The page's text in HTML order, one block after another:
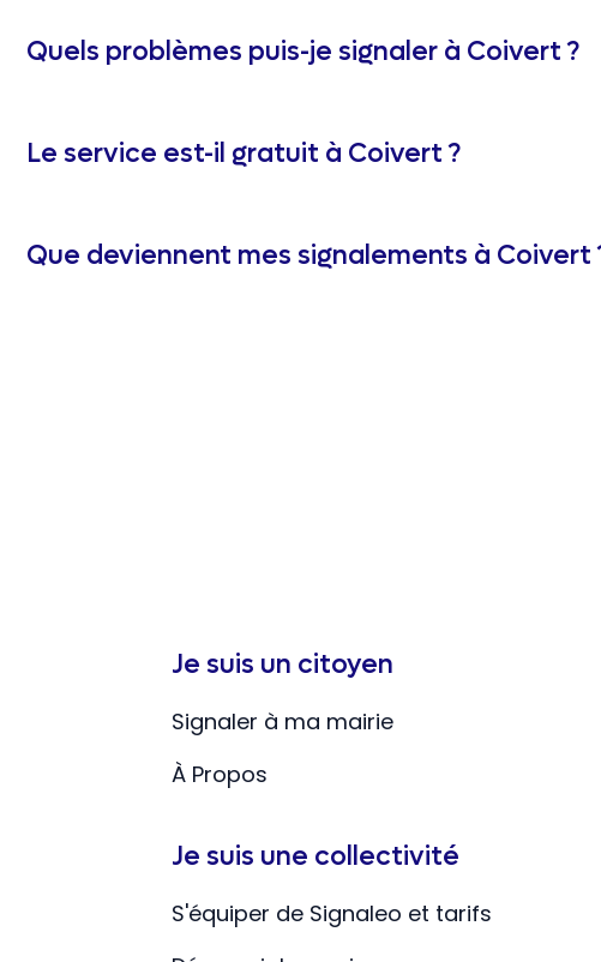
Quels problèmes puis-je signaler à Coivert ?
Le service est-il gratuit à Coivert ?
Que deviennent mes signalements à Coivert
Je suis un citoyen
Signaler à ma mairie
À Propos
Je suis une collectivité
S'équiper de Signaleo et tarifs